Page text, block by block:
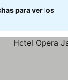
para ver los